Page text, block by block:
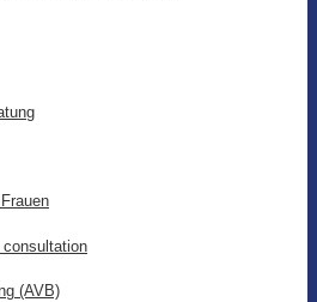
consultation
(AVB)